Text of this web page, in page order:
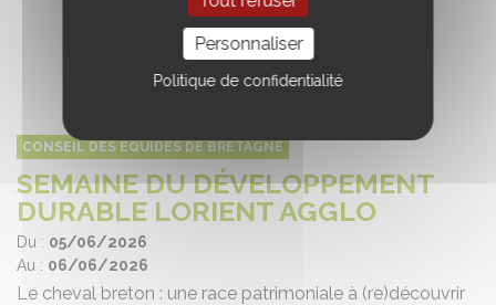
CONSEIL DES ÉQUIDÉS DE BRETAGNE
SEMAINE DU DÉVELOPPEMENT
DURABLE LORIENT AGGLO
Du : 05/06/2026
Au : 06/06/2026
Le cheval breton : une race patrimoniale à (re)découvrir
Personnaliser
Politique de confidentialité